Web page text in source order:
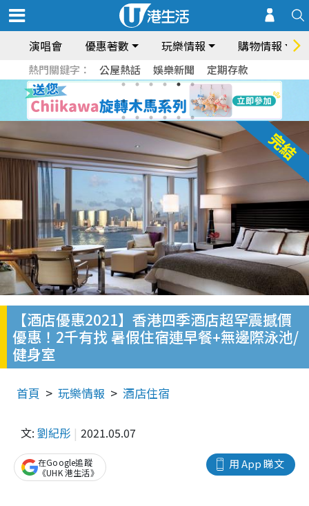
演唱會 優惠著數 玩樂情報 購物情報
熱門關鍵字： 公屋熱話 娛樂新聞 定期存款
【酒店優惠2021】香港四季酒店超罕震撼價
優惠！2千有找 暑假住宿連早餐+無邊際泳池/
健身室
首頁 玩樂情報 酒店住宿
文: 劉紀彤 2021.05.07
用 App 睇文
在Google追蹤
《UHK 港生活》